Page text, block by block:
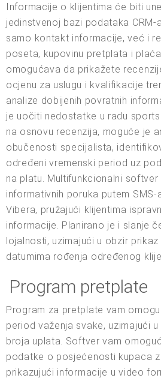
Informacije o klijentima će biti
jedinstvenoj bazi podataka CRM-
samo kontakt informacije, već i
poseta, kupovinu pretplata i
omogućava da prikažete
ocjenu za uslugu i kvalifikacije
analize dobijenih povratnih
je uočiti nedostatke u radu
na osnovu recenzija, moguće je
obučenosti specijalista,
određeni vremenski period uz
na platu. Multifunkcionalni
informativnih poruka putem SMS-
Vibera, pružajući klijentima
informacije. Planirano je i slanje
lojalnosti, uzimajući u obzir
datumima rođenja određenog
Program pretplate
Program za pretplate vam
period važenja svake, uzimajući
broja uplata. Softver vam
podatke o posjećenosti kupaca
prikazujući informacije u video